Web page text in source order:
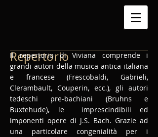
Repertorio
Il repertorio di Viviana comprende i
grandi autori della musica antica italiana
e francese (Frescobaldi, Gabrieli,
Clerambault, Couperin, ecc.), gli autori
tedeschi pre-bachiani (Bruhns e
Buxtehude), le imprescindibili ed
imponenti opere di J.S. Bach. Grazie ad
una particolare congenialità per i